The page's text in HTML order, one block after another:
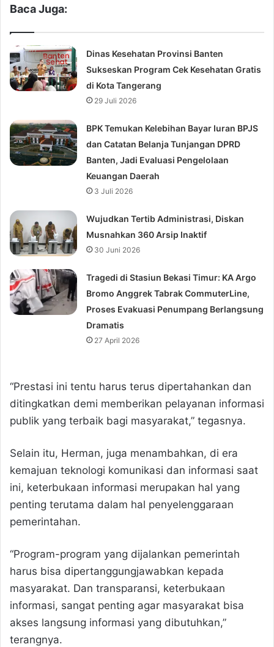
Baca Juga:
Dinas Kesehatan Provinsi Banten
Sukseskan Program Cek Kesehatan Gratis
di Kota Tangerang
29 Juli 2026
BPK Temukan Kelebihan Bayar Iuran BPJS
dan Catatan Belanja Tunjangan DPRD
Banten, Jadi Evaluasi Pengelolaan
Keuangan Daerah
3 Juli 2026
Wujudkan Tertib Administrasi, Diskan
Musnahkan 360 Arsip Inaktif
30 Juni 2026
Tragedi di Stasiun Bekasi Timur: KA Argo
Bromo Anggrek Tabrak CommuterLine,
Proses Evakuasi Penumpang Berlangsung
Dramatis
27 April 2026
“Prestasi ini tentu harus terus dipertahankan dan
ditingkatkan demi memberikan pelayanan informasi
publik yang terbaik bagi masyarakat,” tegasnya.
Selain itu, Herman, juga menambahkan, di era
kemajuan teknologi komunikasi dan informasi saat
ini, keterbukaan informasi merupakan hal yang
penting terutama dalam hal penyelenggaraan
pemerintahan.
“Program-program yang dijalankan pemerintah
harus bisa dipertanggungjawabkan kepada
masyarakat. Dan transparansi, keterbukaan
informasi, sangat penting agar masyarakat bisa
akses langsung informasi yang dibutuhkan,”
terangnya.